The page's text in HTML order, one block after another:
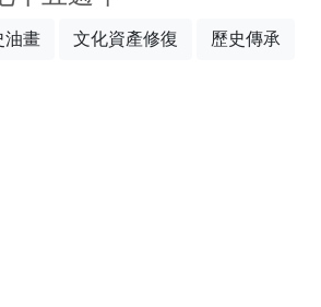
油畫 文化資產修復 歷史傳承